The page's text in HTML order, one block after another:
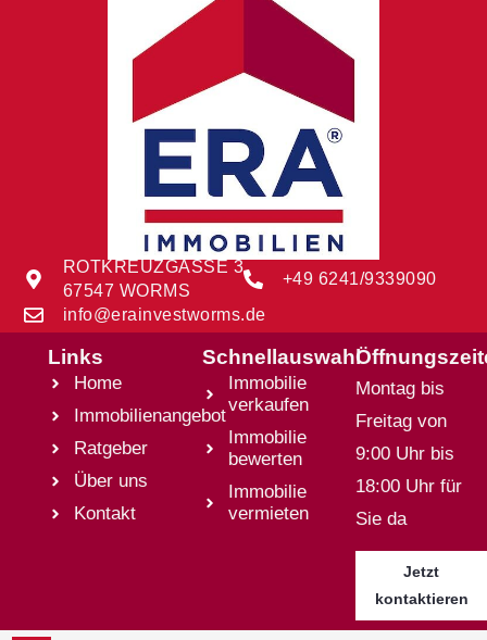
ROTKREUZGASSE 3
67547 WORMS
+49 6241/9339090
info@erainvestworms.de
Links
Home
Immobilienangebot
Ratgeber
Über uns
Kontakt
Schnellauswahl
Immobilie
verkaufen
Immobilie
bewerten
Immobilie
vermieten
Montag bis
Freitag von
9:00 Uhr bis
18:00 Uhr für
Sie da
Jetzt
kontaktieren